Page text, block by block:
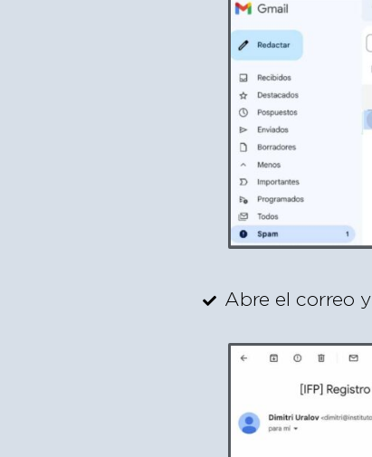
Abre el correo y